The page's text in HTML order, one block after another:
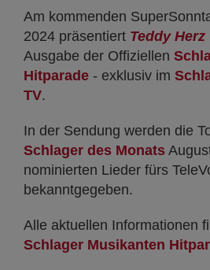
Am kommenden
2024 präsentiert Teddy Herz
Ausgabe der Offiziellen
Hitparade - exklusiv im
TV.
In der Sendung werden die
Schlager des Monats
nominierten Lieder fürs
bekanntgegeben.
Alle aktuellen Informationen
Schlager Musikanten